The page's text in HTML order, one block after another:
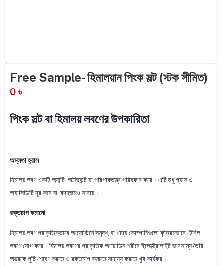
Free Sample- হিমালয়ান পিংক সল্ট (স্টক সীমিত)
0 ৳
পিংক সল্ট বা হিমালয় লবণের উপকারিতা
অম্লতা হ্রাস
হিমালয় লবণ একটি অ্যান্টি-অক্সিডেন্ট যা পরিপাকতন্ত্র পরিষ্কার করে। এটি শুধু গ্যাস ও
অ্যাসিডিটি দূর করে না, বদহজমও সারায়।
রক্তচাপ কমানো
হিমালয় লবণ প্রাকৃতিকভাবে আয়োডিনে সমৃদ্ধ, যা খাদ্য কোম্পানিগুলো কৃত্রিমভাবে টেবিল
লবণে যোগ করে। হিমালয় লবণের প্রাকৃতিক আয়োডিন শরীরে ইলেক্ট্রোলাইট ভারসাম্য তৈরি,
অন্ত্রকে পুষ্টি শোষণ করতে ও রক্তচাপ কমাতে সাহায্য করতে খুব কার্যকর।